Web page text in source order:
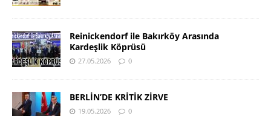
Reinickendorf ile Bakırköy Arasında
Kardeşlik Köprüsü
27.05.2026 0
BERLİN’DE KRİTİK ZİRVE
19.05.2026 0